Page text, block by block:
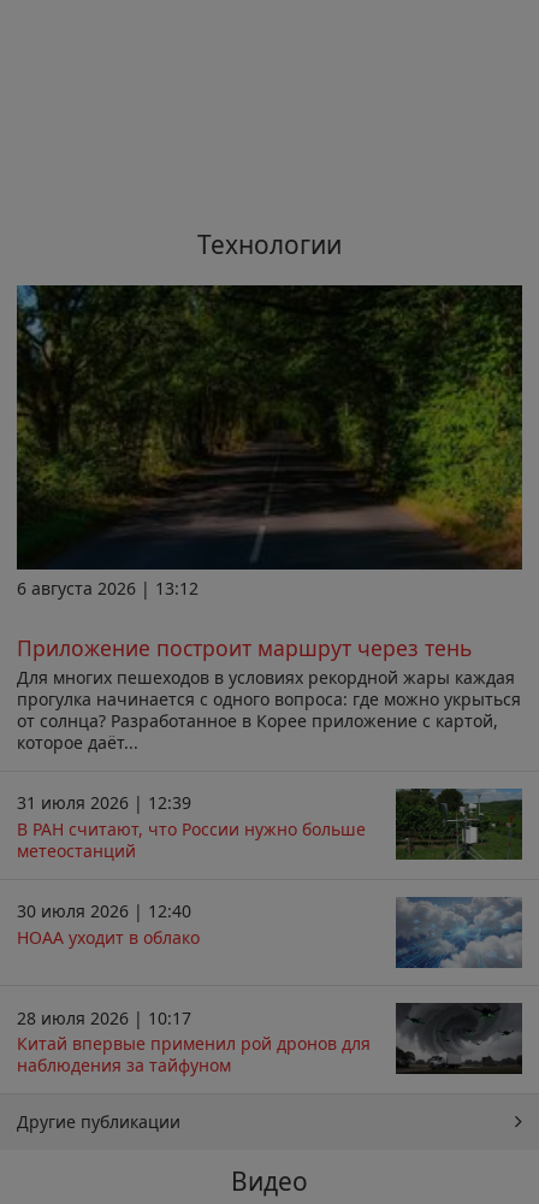
Технологии
6 августа 2026 | 13:12
Приложение построит маршрут через тень
Для многих пешеходов в условиях рекордной жары каждая
прогулка начинается с одного вопроса: где можно укрыться
от солнца? Разработанное в Корее приложение с картой,
которое даёт...
31 июля 2026 | 12:39
В РАН считают, что России нужно больше
метеостанций
30 июля 2026 | 12:40
НОАА уходит в облако
28 июля 2026 | 10:17
Китай впервые применил рой дронов для
наблюдения за тайфуном
Другие публикации
Видео